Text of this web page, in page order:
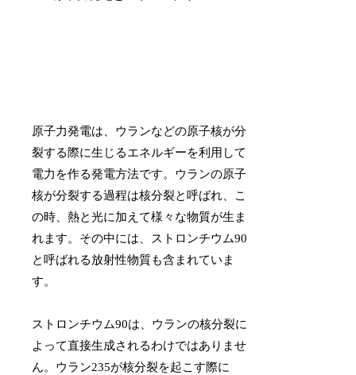
原子力発電は、ウランなどの原子核が分
裂する際に生じるエネルギーを利用して
電力を作る発電方法です。ウランの原子
核が分裂する過程は核分裂と呼ばれ、こ
の時、熱と光に加えて様々な物質が生ま
れます。その中には、ストロンチウム90
と呼ばれる放射性物質も含まれていま
す。
ストロンチウム90は、ウランの核分裂に
よって直接生成されるわけではありませ
ん。ウラン235が核分裂を起こす際に